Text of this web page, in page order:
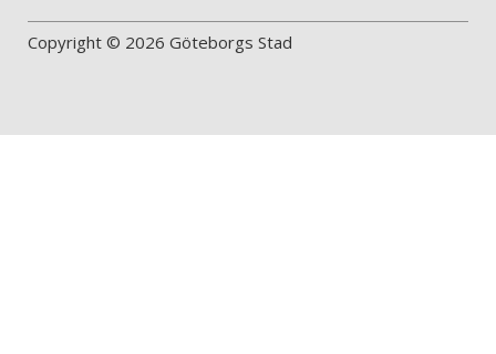
Copyright © 2026 Göteborgs Stad